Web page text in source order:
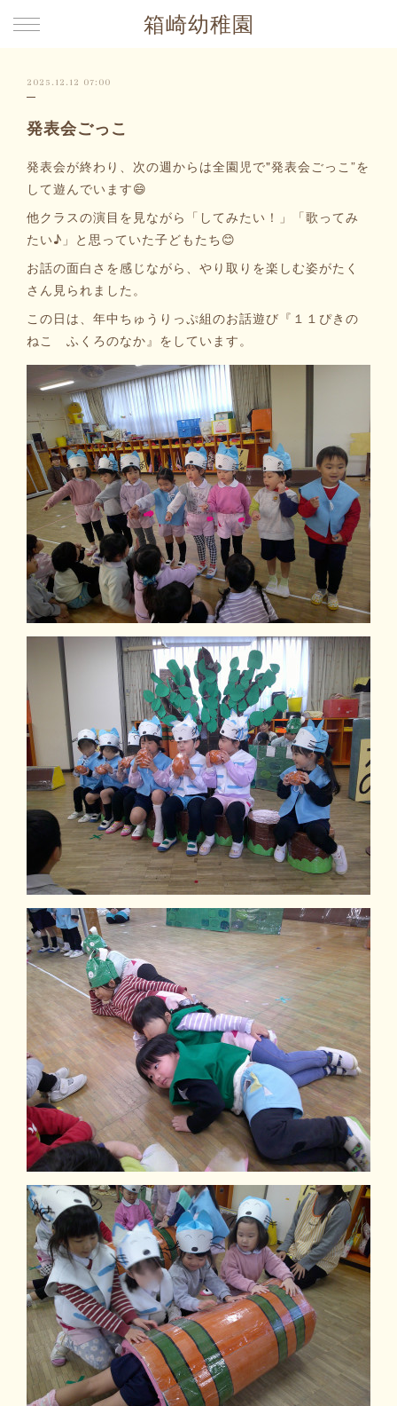
箱崎幼稚園
2025.12.12 07:00
発表会ごっこ
発表会が終わり、次の週からは全園児で"発表会ごっこ”を
して遊んでいます😄
他クラスの演目を見ながら「してみたい！」「歌ってみ
たい♪」と思っていた子どもたち😊
お話の面白さを感じながら、やり取りを楽しむ姿がたく
さん見られました。
この日は、年中ちゅうりっぷ組のお話遊び『１１ぴきの
ねこ ふくろのなか』をしています。